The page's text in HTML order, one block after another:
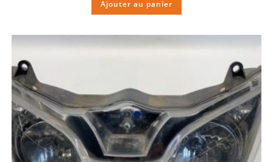
Ajouter au panier